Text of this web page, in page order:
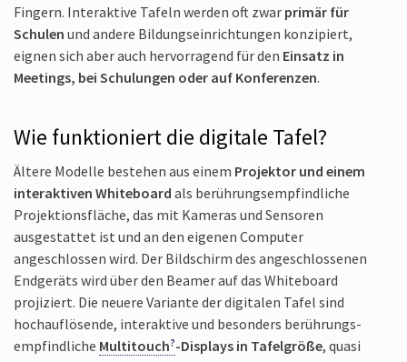
Fingern. Interaktive Tafeln werden oft zwar primär für
Schulen und andere Bildungs­einrichtungen konzipiert,
eignen sich aber auch hervorragend für den Einsatz in
Meetings, bei Schulungen oder auf Konferenzen.
Wie funktioniert die digitale Tafel?
Ältere Modelle bestehen aus einem Projektor und einem
interaktiven Whiteboard als berührungs­empfindliche
Projektionsfläche, das mit Kameras und Sensoren
ausgestattet ist und an den eigenen Computer
angeschlossen wird. Der Bildschirm des angeschlossenen
Endgeräts wird über den Beamer auf das Whiteboard
projiziert. Die neuere Variante der digitalen Tafel sind
hochauflösende, interaktive und besonders berührungs­
empfindliche Multitouch -Displays in Tafelgröße, quasi